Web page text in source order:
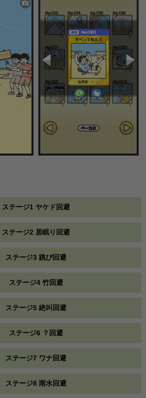
ステージ1 ヤケド回避
ステージ2 居眠り回避
ステージ3 跳び回避
ステージ4 竹回避
ステージ5 絶叫回避
ステージ6 ？回避
ステージ7 ワナ回避
ステージ8 雨水回避